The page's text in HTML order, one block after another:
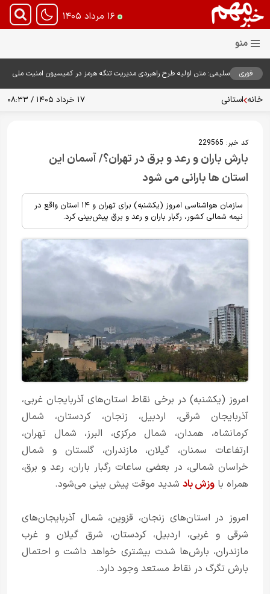
۱۶ مرداد ۱۴۰۵
فوری
سلیمی: متن اولیه طرح راهبردی مدیریت تنگه هرمز در کمیسیون امنیت ملی
خانه استانی ۱۷ خرداد ۱۴۰۵ / ۰۸:۳۳
کد خبر: 229565
بارش باران و رعد و برق در تهران؟/ آسمان این
استان ها بارانی می شود
سازمان هواشناسی امروز (یکشنبه) برای تهران و ۱۴ استان واقع در
نیمه شمالی کشور، رگبار باران و رعد و برق پیش‌بینی کرد.
امروز (یکشنبه) در برخی نقاط استان‌های آذربایجان غربی،
آذربایجان شرقی، اردبیل، زنجان، کردستان، شمال
کرمانشاه، همدان، شمال مرکزی، البرز، شمال تهران،
ارتفاعات سمنان، گیلان، مازندران، گلستان و شمال
خراسان شمالی، در بعضی ساعات رگبار باران، رعد و برق،
همراه با وزش باد شدید موقت پیش بینی می‌شود.
امروز در استان‌های زنجان، قزوین، شمال آذربایجان‌های
شرقی و غربی، اردبیل، کردستان، شرق گیلان و غرب
مازندران، بارش‌ها شدت بیشتری خواهد داشت و احتمال
بارش تگرگ در نقاط مستعد وجود دارد.